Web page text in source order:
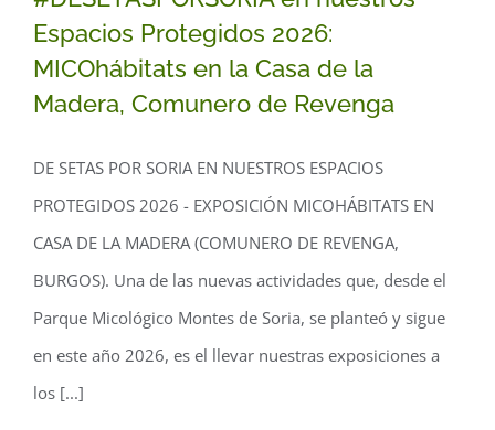
Espacios Protegidos 2026:
Espacios Protegidos 2026:
MICOhábitats en la Casa de la
Madera, Comunero de Revenga
DE SETAS POR SORIA EN NUESTROS ESPACIOS
PROTEGIDOS 2026 - EXPOSICIÓN MICOHÁBITATS EN
CASA DE LA MADERA (COMUNERO DE REVENGA,
BURGOS). Una de las nuevas actividades que, desde el
Parque Micológico Montes de Soria, se planteó y sigue
en este año 2026, es el llevar nuestras exposiciones a
los [...]